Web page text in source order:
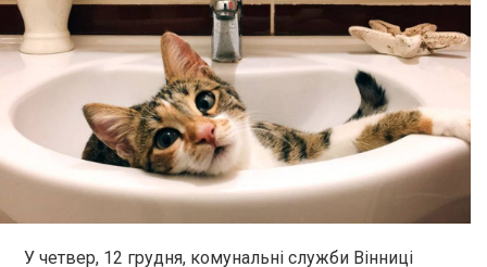
У четвер, 12 грудня, комунальні служби Вінниці